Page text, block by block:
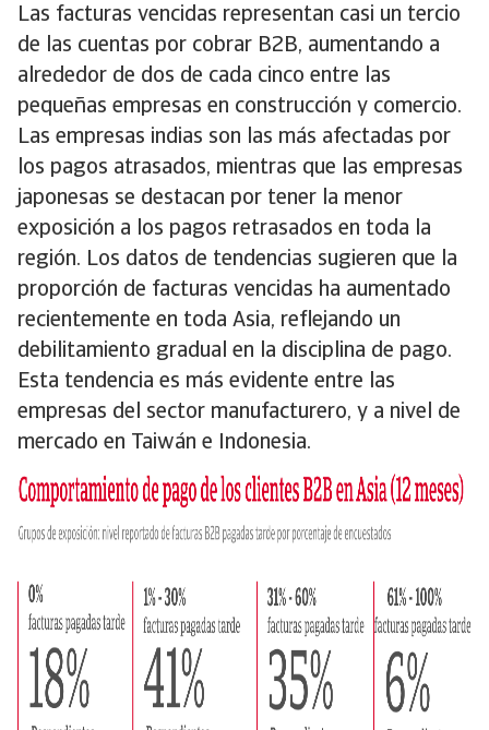
Las facturas vencidas representan casi un tercio
de las cuentas por cobrar B2B, aumentando a
alrededor de dos de cada cinco entre las
pequeñas empresas en construcción y comercio.
Las empresas indias son las más afectadas por
los pagos atrasados, mientras que las empresas
japonesas se destacan por tener la menor
exposición a los pagos retrasados en toda la
región. Los datos de tendencias sugieren que la
proporción de facturas vencidas ha aumentado
recientemente en toda Asia, reflejando un
debilitamiento gradual en la disciplina de pago.
Esta tendencia es más evidente entre las
empresas del sector manufacturero, y a nivel de
mercado en Taiwán e Indonesia.